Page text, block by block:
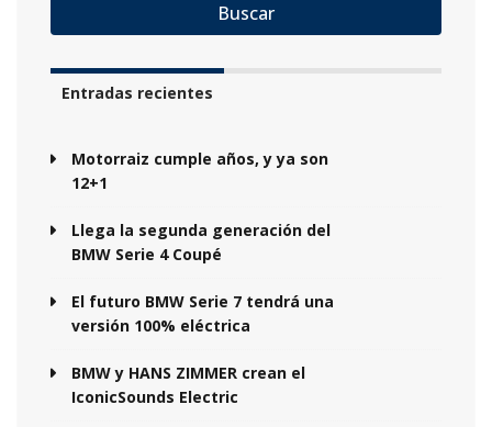
Buscar
Entradas recientes
Motorraiz cumple años, y ya son
12+1
Llega la segunda generación del
BMW Serie 4 Coupé
El futuro BMW Serie 7 tendrá una
versión 100% eléctrica
BMW y HANS ZIMMER crean el
IconicSounds Electric